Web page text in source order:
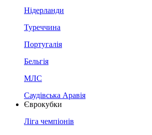
Нідерланди
Туреччина
Португалія
Бельгія
МЛС
Саудівська Аравія
Єврокубки
Ліга чемпіонів